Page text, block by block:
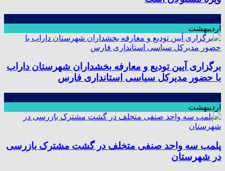
۰۹
اردیبهشت
برگزاری آیین تودیع و معارفه بخشداران شهرستان داراب
با حضور مدیرکل سیاسی استانداری فارس
۰۹
اردیبهشت
پلمب سه واحد صنفی متخلف در گشت مشترک بازرسی
در شهرستان